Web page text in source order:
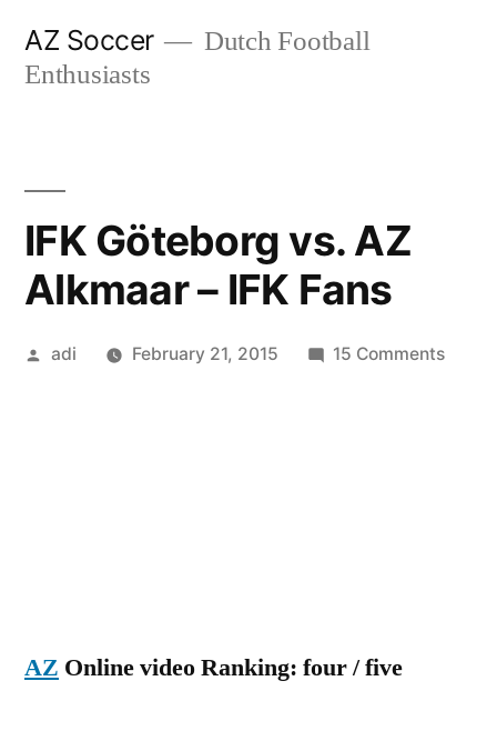
AZ Soccer
Dutch Football
Enthusiasts
IFK Göteborg vs. AZ
Alkmaar – IFK Fans
Posted
adi February 21, 2015 15 Commentson
AZ Online video Ranking: four / five